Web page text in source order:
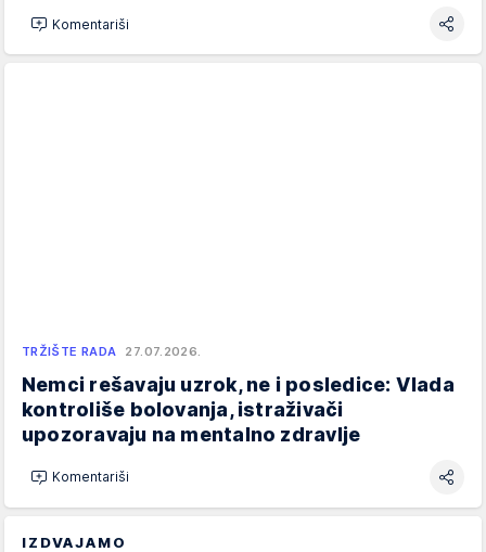
Komentariši
TRŽIŠTE RADA 27.07.2026.
Nemci rešavaju uzrok, ne i posledice: Vlada
kontroliše bolovanja, istraživači
upozoravaju na mentalno zdravlje
Komentariši
IZDVAJAMO